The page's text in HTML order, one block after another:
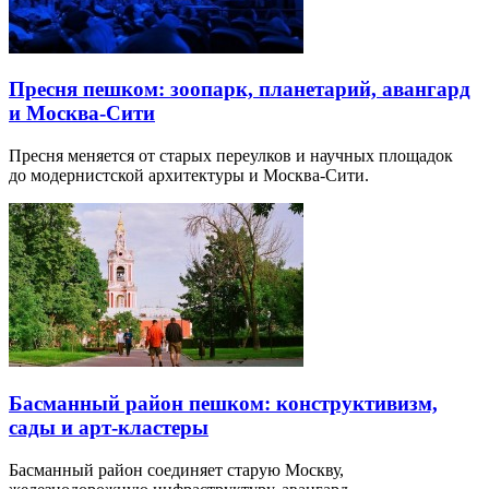
Пресня пешком: зоопарк, планетарий, авангард
и Москва-Сити
Пресня меняется от старых переулков и научных площадок
до модернистской архитектуры и Москва-Сити.
Басманный район пешком: конструктивизм,
сады и арт-кластеры
Басманный район соединяет старую Москву,